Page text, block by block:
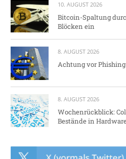
10. AUGUST 2026
Bitcoin-Spaltung
Blöcken ein
8. AUGUST 2026
Achtung vor
8. AUGUST 2026
Wochenrückblick:
Bestände in